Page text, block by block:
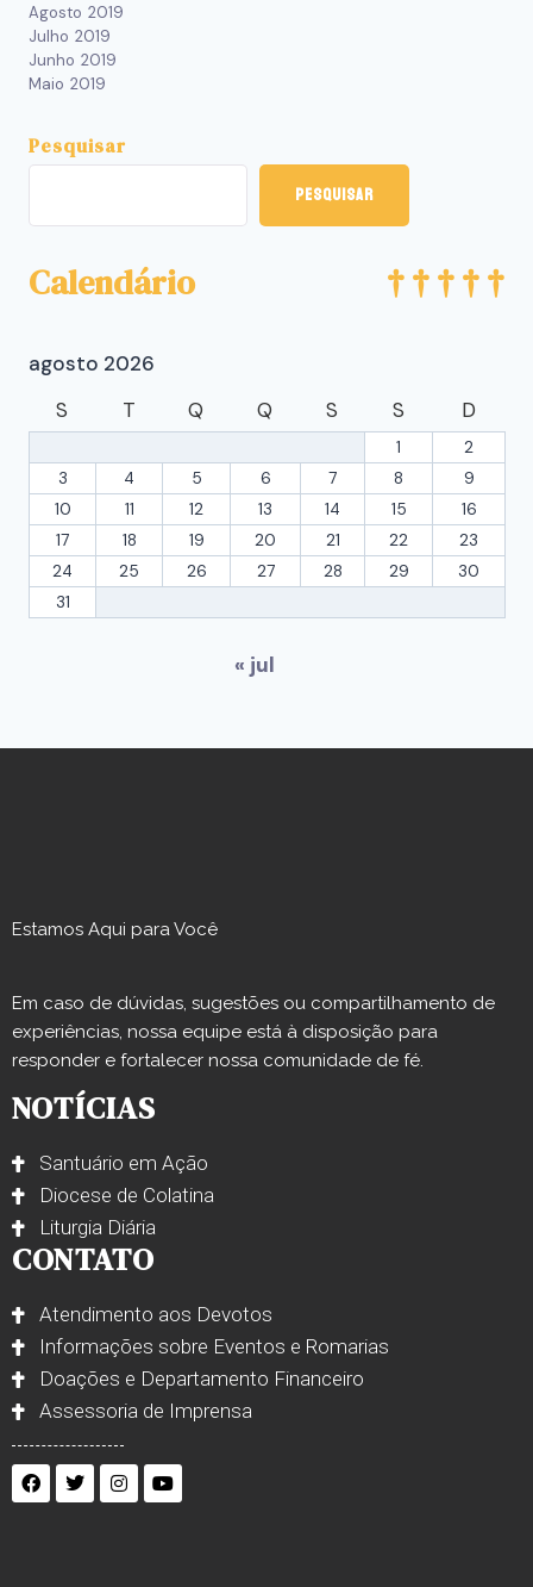
Agosto 2019
Julho 2019
Junho 2019
Maio 2019
Pesquisar
Pesquisar
Calendário
agosto 2026
S
T Q Q S S D
1
2
3
4 5 6 7 8
9
10
11 12 13 14 15
16
17
18 19 20 21 22
23
24
25 26 27 28 29
30
31
« jul
Estamos Aqui para Você
Em caso de dúvidas, sugestões ou compartilhamento de
experiências, nossa equipe está à disposição para
responder e fortalecer nossa comunidade de fé.
NOTÍCIAS
Santuário em Ação
Diocese de Colatina
Liturgia Diária
CONTATO
Atendimento aos Devotos
Informações sobre Eventos e Romarias
Doações e Departamento Financeiro
Assessoria de Imprensa